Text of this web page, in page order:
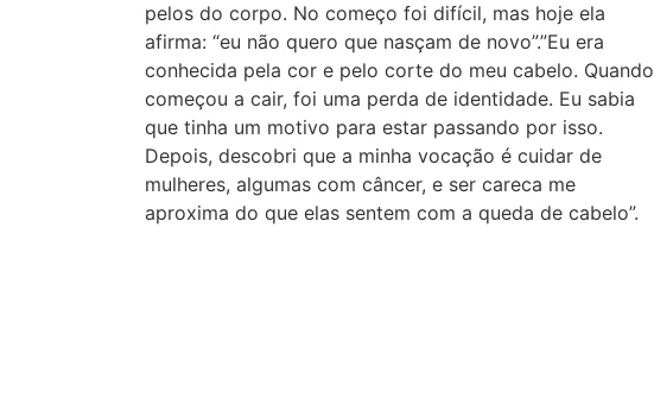
pelos do corpo. No começo foi difícil, mas hoje ela
afirma: “eu não quero que nasçam de novo”.”Eu era
conhecida pela cor e pelo corte do meu cabelo. Quando
começou a cair, foi uma perda de identidade. Eu sabia
que tinha um motivo para estar passando por isso.
Depois, descobri que a minha vocação é cuidar de
mulheres, algumas com câncer, e ser careca me
aproxima do que elas sentem com a queda de cabelo”.